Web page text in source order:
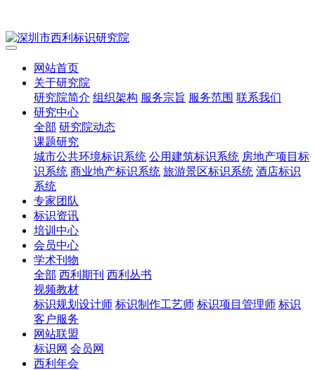
网站首页
关于研究院
研究院简介 组织架构 服务宗旨 服务范围 联系我们
研究中心
全部 研究院动态
课题研究
城市公共环境标识系统 公用建筑标识系统 房地产项目标
识系统 商业地产标识系统 旅游景区标识系统 酒店标识
系统
专家团队
标识资讯
培训中心
会员中心
学术刊物
全部 西利期刊 西利丛书
视频教材
标识规划设计师 标识制作工艺师 标识项目管理师 标识
客户服务
网站联盟
标识网 会员网
西利年会